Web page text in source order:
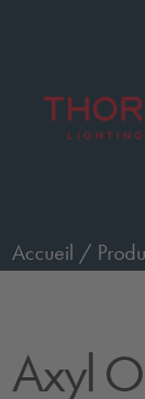
Accueil /
Axyl